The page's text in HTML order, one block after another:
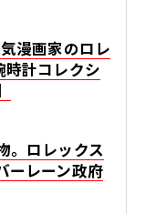
漫画家のロレ
時計コレクシ
。ロレックス
ーレーン政府